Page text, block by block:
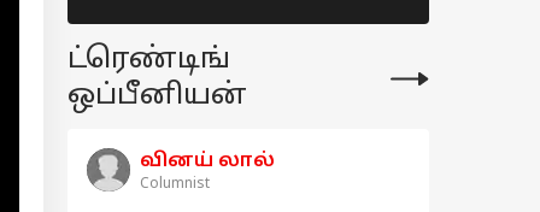
ட்ரெண்டிங்
ஒப்பீனியன்
வினய் லால்
Columnist